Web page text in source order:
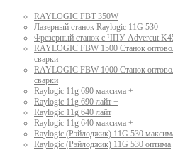
RAYLOGIC FBT 350W
Лазерный станок Raylogic 11G 530
Фрезерный станок с ЧПУ Advercut
RAYLOGIC FBW 1500 Станок
сварки
RAYLOGIC FBW 1000 Станок
сварки
Raylogic 11g 690 максима +
Raylogic 11g 690 лайт +
Raylogic 11g 640 лайт
Raylogic 11g 640 максима +
Raylogic (Рэйлоджик) 11G 530
Raylogic (Рэйлоджик) 11G 530 оптима